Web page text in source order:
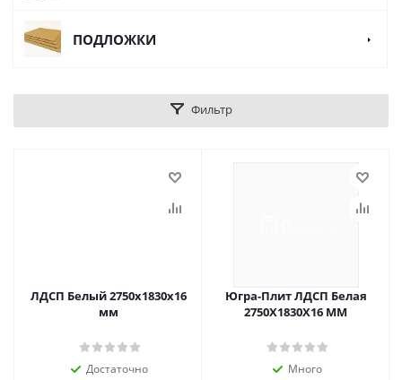
ПОДЛОЖКИ
Фильтр
ЛДСП Белый 2750х1830х16
мм
Достаточно
Югра-Плит ЛДСП Белая
2750Х1830Х16 ММ
Много